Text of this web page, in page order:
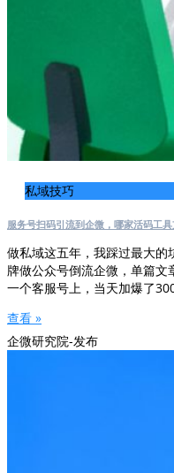
私域技巧
服务号扫码引流到企微，哪家活码工
做私域这五年，我踩过最大的
牌做公众号倒流企微，单篇
一个客服号上，当天加爆了
查看 »
企微研究院-发布